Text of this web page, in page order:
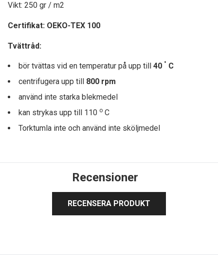
Vikt: 250 gr / m2
Certifikat: OEKO-TEX 100
Tvättråd:
bör tvättas vid en temperatur på upp till 40 ° C
centrifugera upp till 800 rpm
använd inte starka blekmedel
kan strykas upp till 110 o C
Torktumla inte och använd inte sköljmedel
Recensioner
RECENSERA PRODUKT